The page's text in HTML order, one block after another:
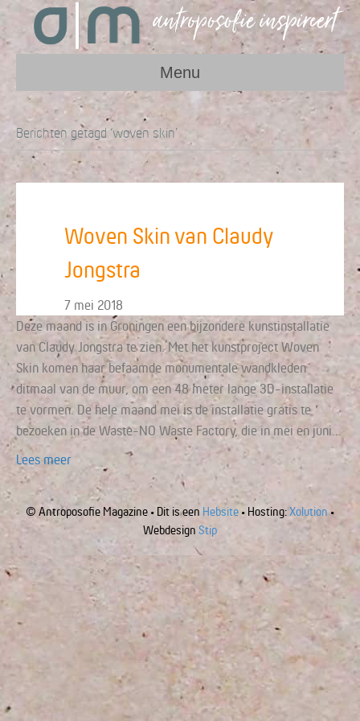
Menu
Berichten getagd ‘woven skin’
Woven Skin van Claudy
Jongstra
7 mei 2018
Deze maand is in Groningen een bijzondere kunstinstallatie
van Claudy Jongstra te zien. Met het kunstproject Woven
Skin komen haar befaamde monumentale wandkleden
ditmaal van de muur, om een 48 meter lange 3D-installatie
te vormen. De hele maand mei is de installatie gratis te
bezoeken in de Waste-NO Waste Factory, die in mei en juni…
Lees meer
© Antroposofie Magazine • Dit is een Hebsite • Hosting:Xolution•
Webdesign Stip